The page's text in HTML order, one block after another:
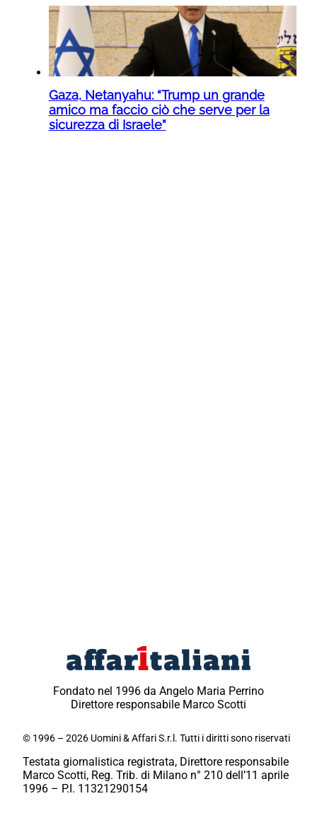
Gaza, Netanyahu: “Trump un grande
amico ma faccio ciò che serve per la
sicurezza di Israele”
Fondato nel 1996 da Angelo Maria Perrino
Direttore responsabile Marco Scotti
© 1996 – 2026 Uomini & Affari S.r.l. Tutti i diritti sono riservati
Testata giornalistica registrata, Direttore responsabile
Marco Scotti, Reg. Trib. di Milano n° 210 dell’11 aprile
1996 – P.I. 11321290154